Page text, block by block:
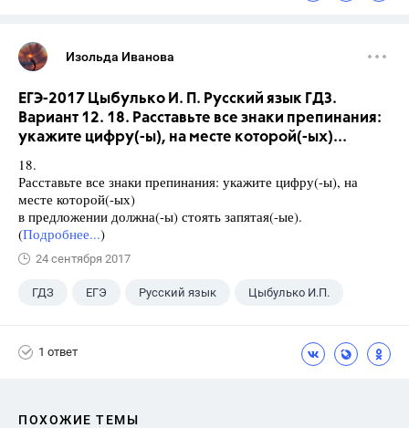
Изольда Иванова
ЕГЭ-2017 Цыбулько И. П. Русский язык ГДЗ.
Вариант 12. 18. Расставьте все знаки препинания:
укажите цифру(-ы), на месте которой(-ых)...
18.
Расставьте все знаки препинания: укажите цифру(-ы), на
месте которой(-ых)
в предложении должна(-ы) стоять запятая(-ые).
(Подробнее...)
24 сентября 2017
ГДЗ ЕГЭ Русский язык Цыбулько И.П.
1 ответ
ПОХОЖИЕ ТЕМЫ